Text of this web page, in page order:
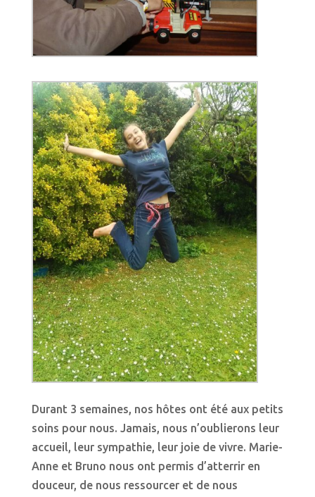
Durant 3 semaines, nos hôtes ont été aux petits
soins pour nous. Jamais, nous n’oublierons leur
accueil, leur sympathie, leur joie de vivre. Marie-
Anne et Bruno nous ont permis d’atterrir en
douceur, de nous ressourcer et de nous